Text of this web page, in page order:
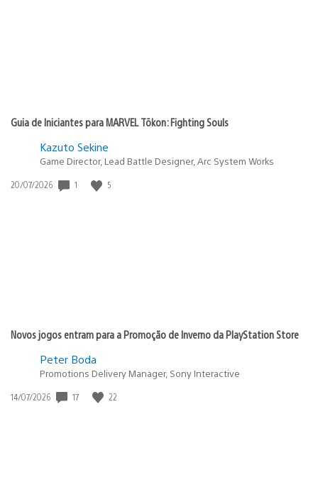
Guia de Iniciantes para MARVEL Tōkon: Fighting Souls
Kazuto Sekine
Game Director, Lead Battle Designer, Arc System Works
Data
20/07/2026 1 5
Novos jogos entram para a Promoção de Inverno da PlayStation Store
Peter Boda
Promotions Delivery Manager, Sony Interactive
Data
14/07/2026 17 22